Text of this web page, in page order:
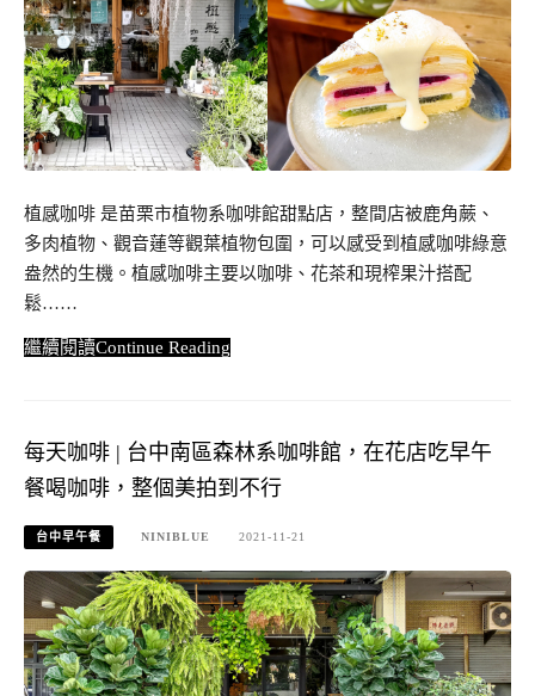
植感咖啡 是苗栗市植物系咖啡館甜點店，整間店被鹿角蕨、
多肉植物、觀音蓮等觀葉植物包圍，可以感受到植感咖啡綠意
盎然的生機。植感咖啡主要以咖啡、花茶和現榨果汁搭配
鬆……
Continue Reading
每天咖啡 | 台中南區森林系咖啡館，在花店吃早午
餐喝咖啡，整個美拍到不行
台中早午餐 NINIBLUE 2021-11-21